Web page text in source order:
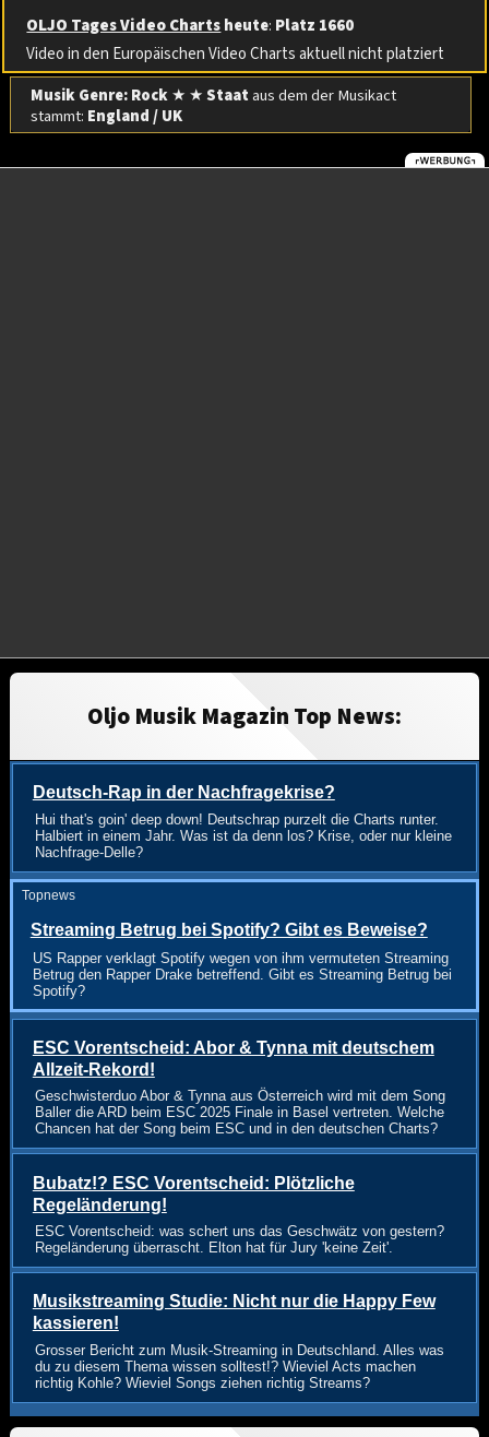
OLJO Tages Video Chartsheute: Platz 1660
Video in den Europäischen Video Charts aktuell nicht platziert
Musik Genre: Rock★ ★Staataus dem der Musikact
stammt: England / UK
Oljo Musik Magazin Top News:
Deutsch-Rap in der Nachfragekrise?
Hui that's goin' deep down! Deutschrap purzelt die Charts runter.
Halbiert in einem Jahr. Was ist da denn los? Krise, oder nur kleine
Nachfrage-Delle?
Topnews
Streaming Betrug bei Spotify? Gibt es Beweise?
US Rapper verklagt Spotify wegen von ihm vermuteten Streaming
Betrug den Rapper Drake betreffend. Gibt es Streaming Betrug bei
Spotify?
ESC Vorentscheid: Abor & Tynna mit deutschem
Allzeit-Rekord!
Geschwisterduo Abor & Tynna aus Österreich wird mit dem Song
Baller die ARD beim ESC 2025 Finale in Basel vertreten. Welche
Chancen hat der Song beim ESC und in den deutschen Charts?
Bubatz!? ESC Vorentscheid: Plötzliche
Regeländerung!
ESC Vorentscheid: was schert uns das Geschwätz von gestern?
Regeländerung überrascht. Elton hat für Jury 'keine Zeit'.
Musikstreaming Studie: Nicht nur die Happy Few
kassieren!
Grosser Bericht zum Musik-Streaming in Deutschland. Alles was
du zu diesem Thema wissen solltest!? Wieviel Acts machen
richtig Kohle? Wieviel Songs ziehen richtig Streams?